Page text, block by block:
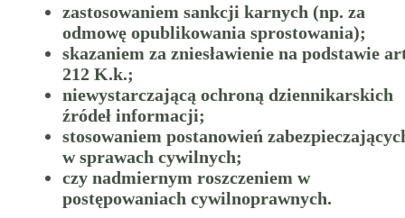
zastosowaniem sankcji karnych (np. za
odmowę opublikowania sprostowania);
skazaniem za zniesławienie na podstawie
212 K.k.;
niewystarczającą ochroną dziennikarskich
źródeł informacji;
stosowaniem postanowień
w sprawach cywilnych;
czy nadmiernym roszczeniem w
postępowaniach cywilnoprawnych.